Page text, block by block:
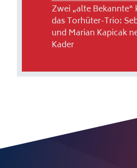
Zwei „alte
das Torhüter-Trio:
und Marian Kapicak
Kader